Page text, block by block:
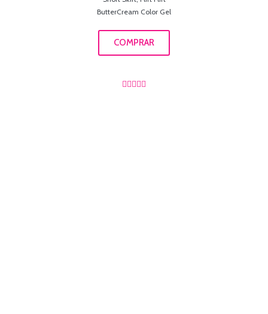
ButterCream Color Gel
COMPRAR
